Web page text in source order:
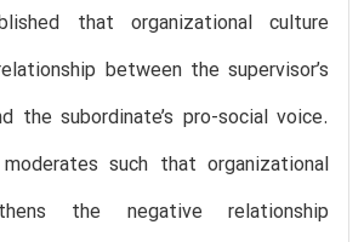
that organizational culture
between the supervisor’s
the subordinate’s pro-social voice.
such that organizational
the negative relationship